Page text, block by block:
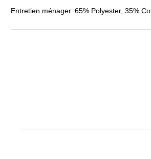
Entretien ménager. 65% Polyester, 35%